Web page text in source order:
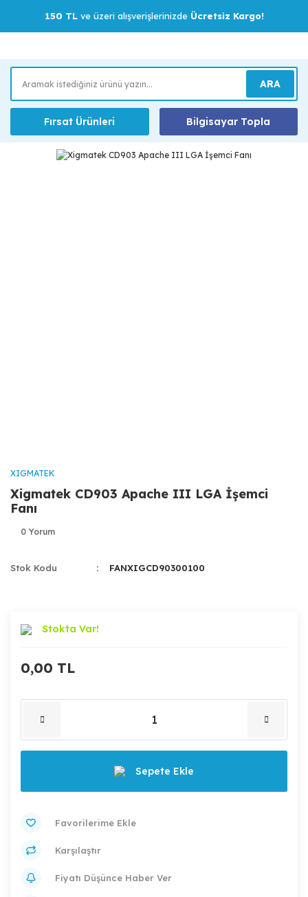
150 TLve üzeri alışverişlerinizde Ücretsiz Kargo!
ARA
Fırsat Ürünleri Bilgisayar Topla
XIGMATEK
Xigmatek CD903 Apache III LGA İşemci
Fanı
0 Yorum
Stok Kodu FANXIGCD90300100
Stokta Var!
0,00 TL
Sepete Ekle
Karşılaştır
Fiyatı Düşünce Haber Ver